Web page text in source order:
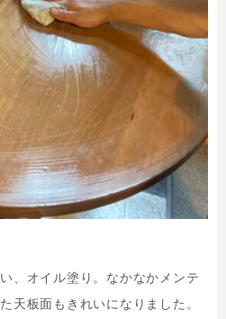
、オイル塗り。なかなかメンテ
天板面もきれいになりました。